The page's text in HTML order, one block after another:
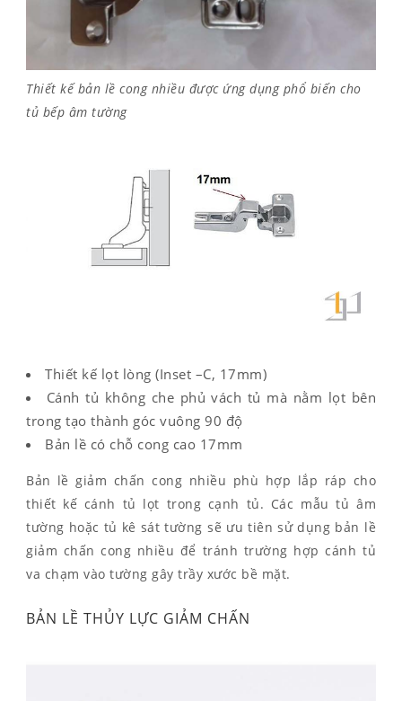
Thiết kế bản lề cong nhiều được ứng dụng phổ biến cho
tủ bếp âm tường
Thiết kế lọt lòng (Inset –C, 17mm)
Cánh tủ không che phủ vách tủ mà nằm lọt bên
trong tạo thành góc vuông 90 độ
Bản lề có chỗ cong cao 17mm
Bản lề giảm chấn cong nhiều phù hợp lắp ráp cho
thiết kế cánh tủ lọt trong cạnh tủ. Các mẫu tủ âm
tường hoặc tủ kê sát tường sẽ ưu tiên sử dụng bản lề
giảm chấn cong nhiều để tránh trường hợp cánh tủ
va chạm vào tường gây trầy xước bề mặt.
BẢN LỀ THỦY LỰC GIẢM CHẤN